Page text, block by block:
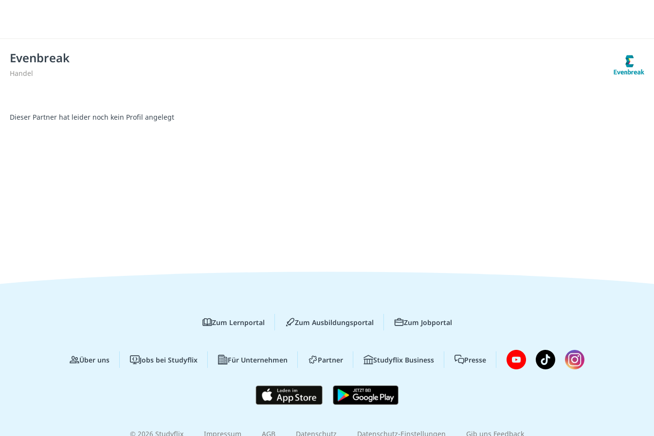
Evenbreak
Handel
Dieser Partner hat leider noch kein Profil angelegt
Zum Lernportal Zum Ausbildungsportal Zum Jobportal
Über uns Jobs bei Studyflix Für Unternehmen Partner Studyflix Business Presse
© 2026 Studyflix Impressum AGB Datenschutz Datenschutz-Einstellungen Gib uns Feedback